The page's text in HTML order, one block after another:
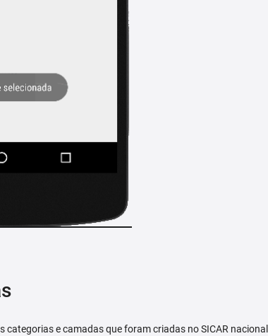
categorias e camadas que foram criadas no SICAR